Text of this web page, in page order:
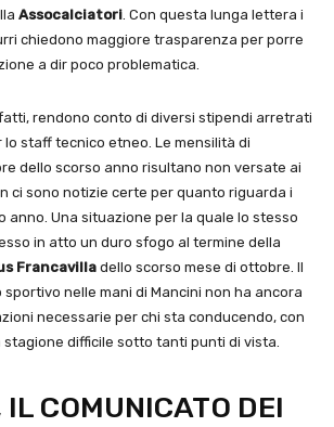
Assocalciatori. Con questa lunga lettera i
chiedono maggiore trasparenza per porre
a dir poco problematica.
rendono conto di diversi stipendi arretrati
lo staff tecnico etneo. Le mensilità di
dello scorso anno risultano non versate ai
ci sono notizie certe per quanto riguarda i
anno. Una situazione per la quale lo stesso
in atto un duro sfogo al termine della
Francavilla dello scorso mese di ottobre. Il
nelle mani di Mancini non ha ancora
necessarie per chi sta conducendo, con
difficile sotto tanti punti di vista.
COMUNICATO DEI